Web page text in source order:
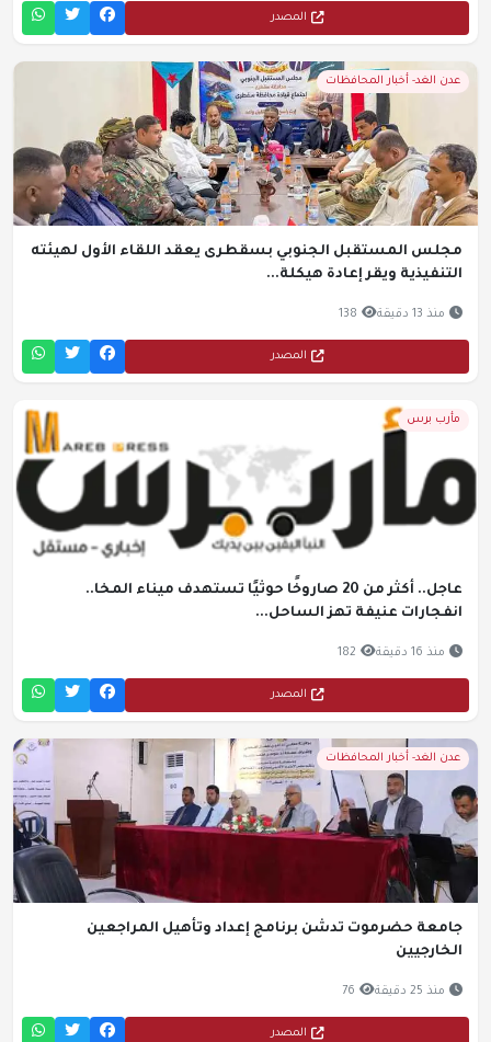
المصدر
عدن الغد- أخبار المحافظات
مجلس المستقبل الجنوبي بسقطرى يعقد اللقاء الأول لهيئته
التنفيذية ويقر إعادة هيكلة...
منذ 13 دقيقة 138
المصدر
مأرب برس
عاجل.. أكثر من 20 صاروخًا حوثيًا تستهدف ميناء المخا..
انفجارات عنيفة تهز الساحل...
منذ 16 دقيقة 182
المصدر
عدن الغد- أخبار المحافظات
جامعة حضرموت تدشن برنامج إعداد وتأهيل المراجعين
الخارجيين
منذ 25 دقيقة 76
المصدر